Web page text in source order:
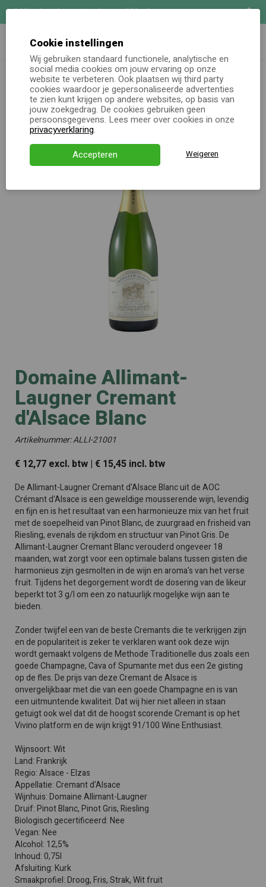
Uitgebreide maatwerk mogelijkheden
Online keuzecadeau
Kerstpakketten
Alle momenten
Verjaardagsservice
Direct bestellen
Zoeken
Kerstpakketten
totaal
Domaine Allimant-Laugner Cremant
d'Alsace Blanc
Domaine Allimant-
Laugner Cremant
d'Alsace Blanc
Artikelnummer: ALLI-21001
€ 12,77 excl. btw | € 15,45 incl. btw
De Allimant-Laugner Cremant d'Alsace Blanc uit de AOC
Crémant d'Alsace is een geweldige mousserende wijn, levendig
en fijn en is het resultaat van een harmonieuze mix van het fruit
met de soepelheid van Pinot Blanc, de zuurgraad en frisheid van
Riesling, evenals de rijkdom en structuur van Pinot Gris. De
Allimant-Laugner Cremant Blanc verouderd ongeveer 18
maanden, wat zorgt voor een optimale balans tussen gisten die
harmonieus zijn gesmolten in de wijn en aroma's van het verse
fruit. Tijdens het degorgement wordt de dosering van de likeur
beperkt tot 3 g/l om een zo natuurlijk mogelijke wijn aan te
bieden.
Zonder twijfel een van de beste Cremants die te verkrijgen zijn
en de populariteit is zeker te verklaren want ook deze wijn
wordt gemaakt volgens de Methode Traditionelle dus zoals een
goede Champagne, Cava of Spumante met dus een 2e gisting
op de fles. De prijs van deze Cremant de Alsace is
onvergelijkbaar met die van een goede Champagne en is van
een uitmuntende kwaliteit. Dat wij hier niet alleen in staan
getuigt ook wel dat dit de hoogst scorende Cremant is op het
Vivino platform en de wijn krijgt 91/100 Wine Enthusiast.
Wijnsoort: Wit
Land: Frankrijk
Regio: Alsace - Elzas
Appellatie: Cremant d'Alsace
Wijnhuis: Domaine Allimant-Laugner
Druif: Pinot Blanc, Pinot Gris, Riesling
Biologisch gecertificeerd: Nee
Vegan: Nee
Alcohol: 12,5%
Inhoud: 0,75l
Afsluiting: Kurk
Smaakprofiel: Droog, Fris, Strak, Wit fruit
Cookie instellingen
Wij gebruiken standaard functionele, analytische en
social media cookies om jouw ervaring op onze
website te verbeteren. Ook plaatsen wij third party
cookies waardoor je gepersonaliseerde advertenties
te zien kunt krijgen op andere websites, op basis van
jouw zoekgedrag. De cookies gebruiken geen
persoonsgegevens. Lees meer over cookies in onze
privacyverklaring.
Accepteren
Weigeren